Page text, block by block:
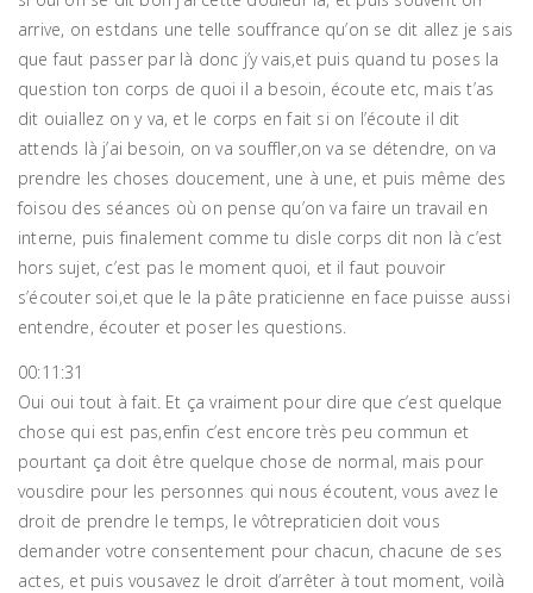
arrive, on estdans une telle souffrance qu’on se dit allez je sais
que faut passer par là donc j’y vais,et puis quand tu poses la
question ton corps de quoi il a besoin, écoute etc, mais t’as
dit ouiallez on y va, et le corps en fait si on l’écoute il dit
attends là j’ai besoin, on va souffler,on va se détendre, on va
prendre les choses doucement, une à une, et puis même des
foisou des séances où on pense qu’on va faire un travail en
interne, puis finalement comme tu disle corps dit non là c’est
hors sujet, c’est pas le moment quoi, et il faut pouvoir
s’écouter soi,et que le la pâte praticienne en face puisse aussi
entendre, écouter et poser les questions.
00:11:31
Oui oui tout à fait. Et ça vraiment pour dire que c’est quelque
chose qui est pas,enfin c’est encore très peu commun et
pourtant ça doit être quelque chose de normal, mais pour
vousdire pour les personnes qui nous écoutent, vous avez le
droit de prendre le temps, le vôtrepraticien doit vous
demander votre consentement pour chacun, chacune de ses
actes, et puis vousavez le droit d’arrêter à tout moment, voilà